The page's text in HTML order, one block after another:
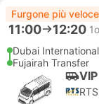
Furgone più veloce
11:00 12:20
Dubai
Fujairah Transfer